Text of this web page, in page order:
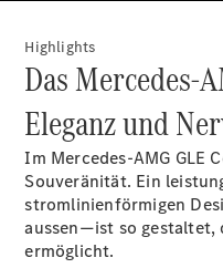
&
Highlights
Das Mercedes-
Eleganz und
Im Mercedes-AMG GLE
Souveränität. Ein
stromlinienförmigen
aussen—ist so gestaltet,
ermöglicht.